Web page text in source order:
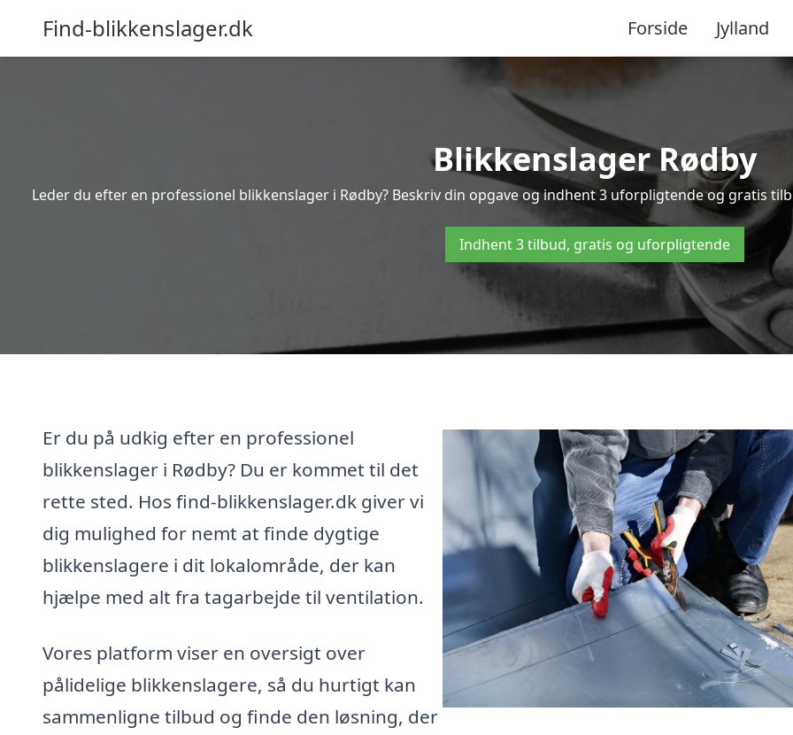
Find-blikkenslager.dk Forside Jylland
Blikkenslager Rødby
Leder du efter en professionel blikkenslager i Rødby? Beskriv din opgave og indhent 3 uforpligtende og gratis
Indhent 3 tilbud, gratis og uforpligtende
Er du på udkig efter en professionel
blikkenslager i Rødby? Du er kommet til det
rette sted. Hos find-blikkenslager.dk giver vi
dig mulighed for nemt at finde dygtige
blikkenslagere i dit lokalområde, der kan
hjælpe med alt fra tagarbejde til ventilation.
Vores platform viser en oversigt over
pålidelige blikkenslagere, så du hurtigt kan
sammenligne tilbud og finde den løsning, der